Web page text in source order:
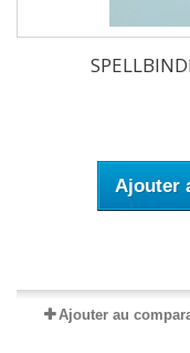
Ajouter
Ajouter au